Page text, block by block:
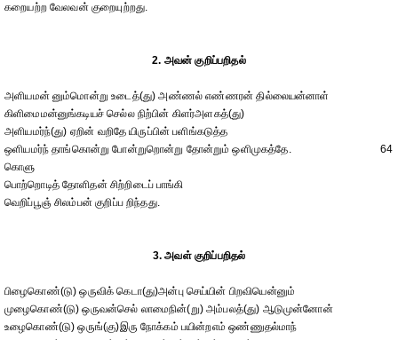
கறையற்ற வேலவன் குறையுற்றது.
2. அவன் குறிப்பறிதல்
அளியமன் னும்மொன்று உடைத்(து) அண்ணல் எண்ணரன் தில்லையன்னாள்
கிளிமைமன்னுங்கடியச் செல்ல நிற்பின் கிளர்அளகத்(து)
அளியமர்ந்(து) ஏறின் வறிதே யிருப்பின் பளிங்கடுத்த
ஒளியமர்ந் தாங்கொன்று போன்றுறொன்று தோன்றும் ஒளிமுகத்தே.
64
கொளு
பொற்றொடித் தோளிதன் சிற்றிடைப் பாங்கி
வெறிப்பூஞ் சிலம்பன் குறிப்ப றிந்தது.
3. அவள் குறிப்பறிதல்
பிழைகொண்(டு) ஒருவிக் கெடா(து)அன்பு செய்யின் பிறவியென்னும்
முழைகொண்(டு) ஒருவன்செல் லாமைநின்(று) அம்பலத்(து) ஆடுமுன்னோன்
உழைகொண்(டு) ஒருங்(கு)இரு நோக்கம் பயின்றஎம் ஒண்ணுதல்மாந்